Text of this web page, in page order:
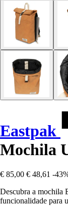
Eastpak
Mochila
€ 85,00 € 48,61 -
Descubra a mochila
funcionalidade para